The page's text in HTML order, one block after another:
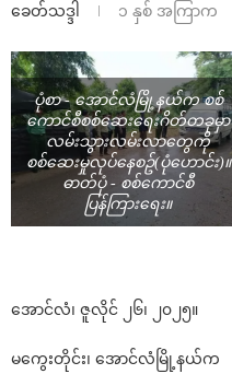
ခေတ်သဒ္ဒါ ၁ နှစ် အကြာက
ပုံစာ - အောင်လံမြို့နယ်က စစ်
ကောင်စီစစ်ဆေးရေးဂိတ်တခုမှာ
လမ်းသွားလမ်းလာတွေကို
စစ်ဆေးမှုလုပ်နေစဥ်(ပုံဟောင်း)။
ဓာတ်ပုံ - စစ်ကောင်စီ
ပြန်ကြားရေး။
အောင်လံ၊ ဇူလိုင် ၂၆၊ ၂၀၂၅။
မကွေးတိုင်း၊ အောင်လံမြို့နယ်က